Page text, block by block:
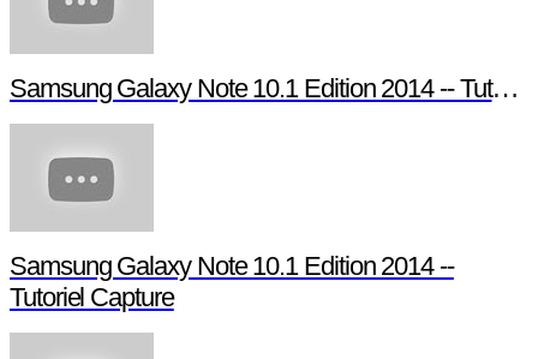
Samsung Galaxy Note 10.1 Edition 2014 -- Tutoriel Pen Window
Samsung Galaxy Note 10.1 Edition 2014 --
Tutoriel Capture